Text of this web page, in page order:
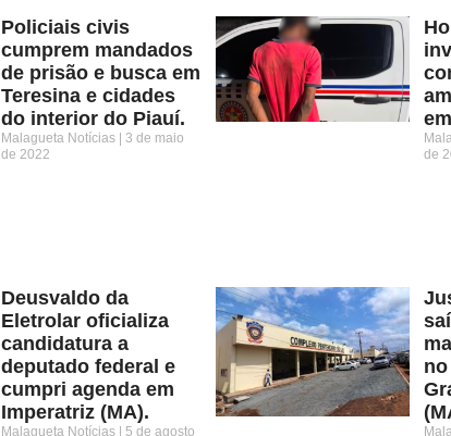
Policiais civis
cumprem mandados
de prisão e busca em
Teresina e cidades
do interior do Piauí.
Malagueta Notícias
3 de maio
de 2022
de
Deusvaldo da
Eletrolar oficializa
candidatura a
deputado federal e
cumpri agenda em
Imperatriz (MA).
Malagueta Notícias
5 de agosto